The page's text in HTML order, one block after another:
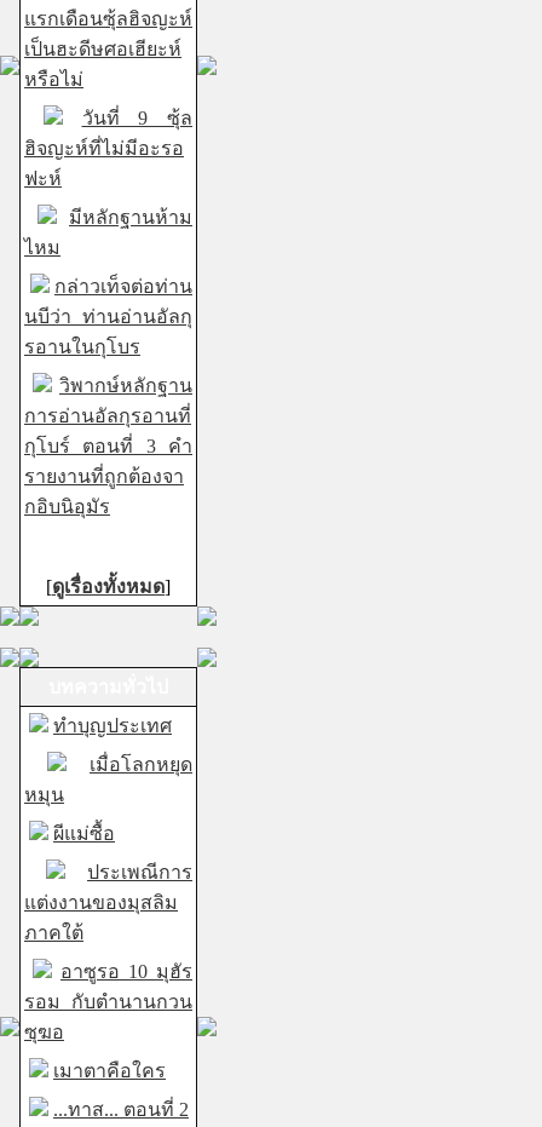
แรกเดือนซุ้ลฮิจญะห์
เป็นฮะดีษศอเฮียะห์
หรือไม่
วันที่ 9 ซุ้ล
ฮิจญะห์ที่ไม่มีอะรอ
ฟะห์
มีหลักฐานห้าม
ไหม
กล่าวเท็จต่อท่าน
นบีว่า ท่านอ่านอัลกุ
รอานในกุโบร
วิพากษ์หลักฐาน
การอ่านอัลกุรอานที่
กุโบร์ ตอนที่ 3 คำ
รายงานที่ถูกต้องจา
กอิบนิอุมัร
[ดูเรื่องทั้งหมด]
ทำบุญประเทศ
เมื่อโลกหยุด
หมุน
ผีแม่ซื้อ
ประเพณีการ
แต่งงานของมุสลิม
ภาคใต้
อาซูรอ 10 มุฮัร
รอม กับตำนานกวน
ซุฆอ
เมาตาคือใคร
...ทาส... ตอนที่ 2